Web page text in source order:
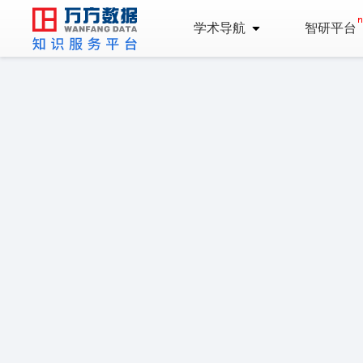
学术导航 智研平台